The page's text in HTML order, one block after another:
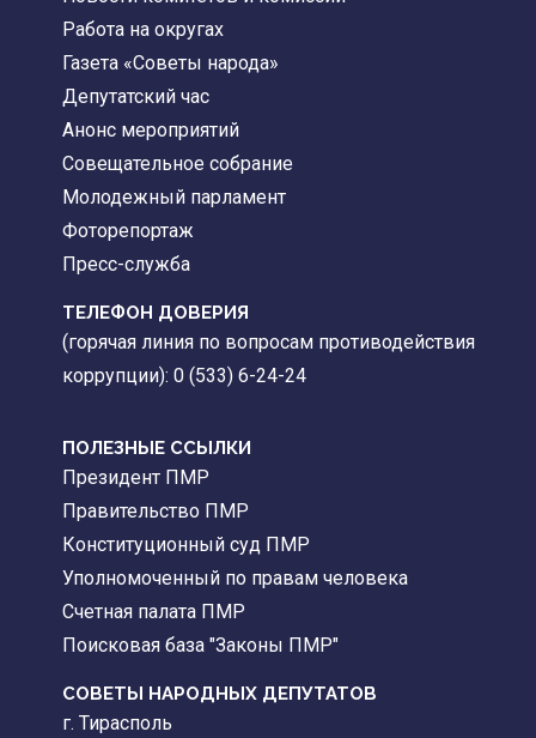
Работа на округах
Газета «Советы народа»
Депутатский час
Анонс мероприятий
Совещательное собрание
Молодежный парламент
Фоторепортаж
Пресс-служба
ТЕЛЕФОН ДОВЕРИЯ
(горячая линия по вопросам противодействия
коррупции): 0 (533) 6-24-24
ПОЛЕЗНЫЕ ССЫЛКИ
Президент ПМР
Правительство ПМР
Конституционный суд ПМР
Уполномоченный по правам человека
Счетная палата ПМР
Поисковая база "Законы ПМР"
СОВЕТЫ НАРОДНЫХ ДЕПУТАТОВ
г. Тирасполь